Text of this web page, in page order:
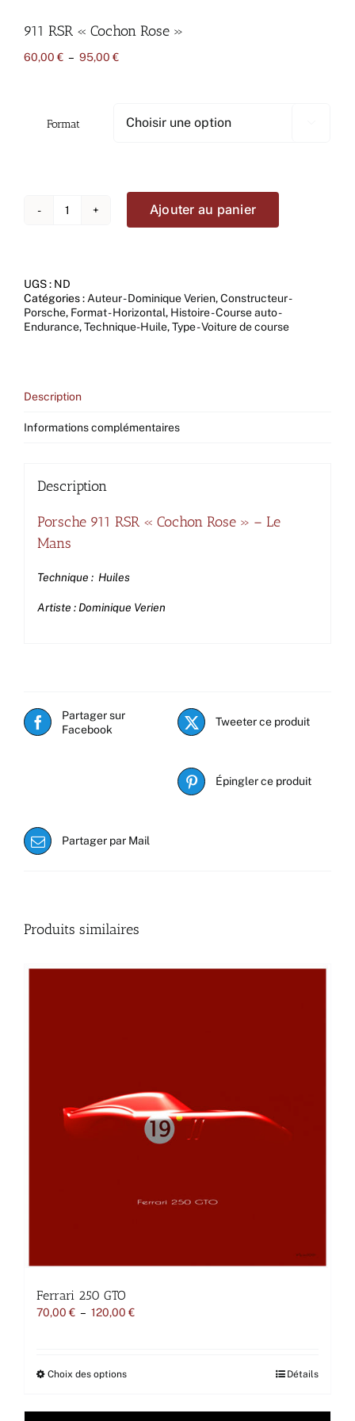
911 RSR « Cochon Rose »
60,00 € – 95,00 €Plage
95,00 €
Format
quantité
Rose"
Ajouter au panier
UGS : ND
Catégories : Auteur - Dominique Verien,Constructeur -
Porsche, Format - Horizontal, Histoire - Course auto -
Endurance,Technique-Huile,Type - Voiture de course
Description
Informations complémentaires
Description
Porsche 911 RSR « Cochon Rose » – Le
Mans
Technique : Huiles
Artiste : Dominique Verien
Partager sur
Facebook
Tweeter ce produit
Épingler ce produit
Partager par Mail
Produits similaires
Ferrari 250 GTO
70,00 € – 120,00 €Plage
Choix des optionsCe
Détails